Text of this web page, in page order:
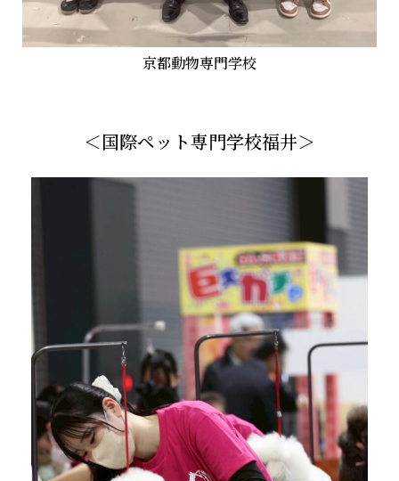
京都動物専門学校
＜国際ペット専門学校福井＞